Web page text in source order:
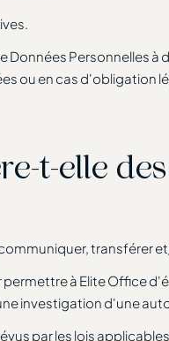
Données Personnelles
ou en cas d'obligation
t-elle
transférer
à Elite Office
investigation d'une
par les lois